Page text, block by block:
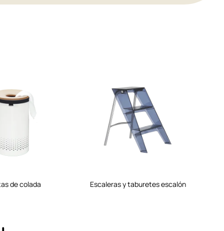
de colada escaleras y taburetes escalón